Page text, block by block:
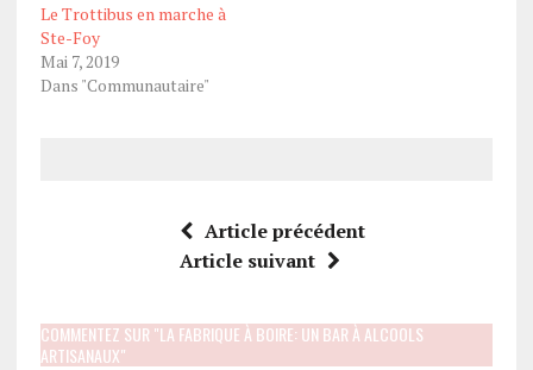
Le Trottibus en marche à
Ste-Foy
Mai 7, 2019
Dans "Communautaire"
Article précédent
Article suivant
COMMENTEZ SUR "LA FABRIQUE À BOIRE: UN BAR À ALCOOLS
ARTISANAUX"